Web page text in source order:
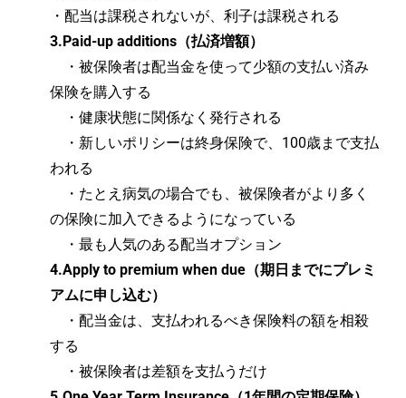
・配当は課税されないが、利子は課税される
3.Paid-up additions（払済増額）
・被保険者は配当金を使って少額の支払い済み
保険を購入する
・健康状態に関係なく発行される
・新しいポリシーは終身保険で、100歳まで支払
われる
・たとえ病気の場合でも、被保険者がより多く
の保険に加入できるようになっている
・最も人気のある配当オプション
4.Apply to premium when due（期日までにプレミ
アムに申し込む）
・配当金は、支払われるべき保険料の額を相殺
する
・被保険者は差額を支払うだけ